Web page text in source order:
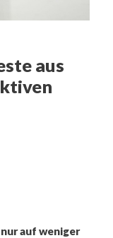
aus
auf weniger